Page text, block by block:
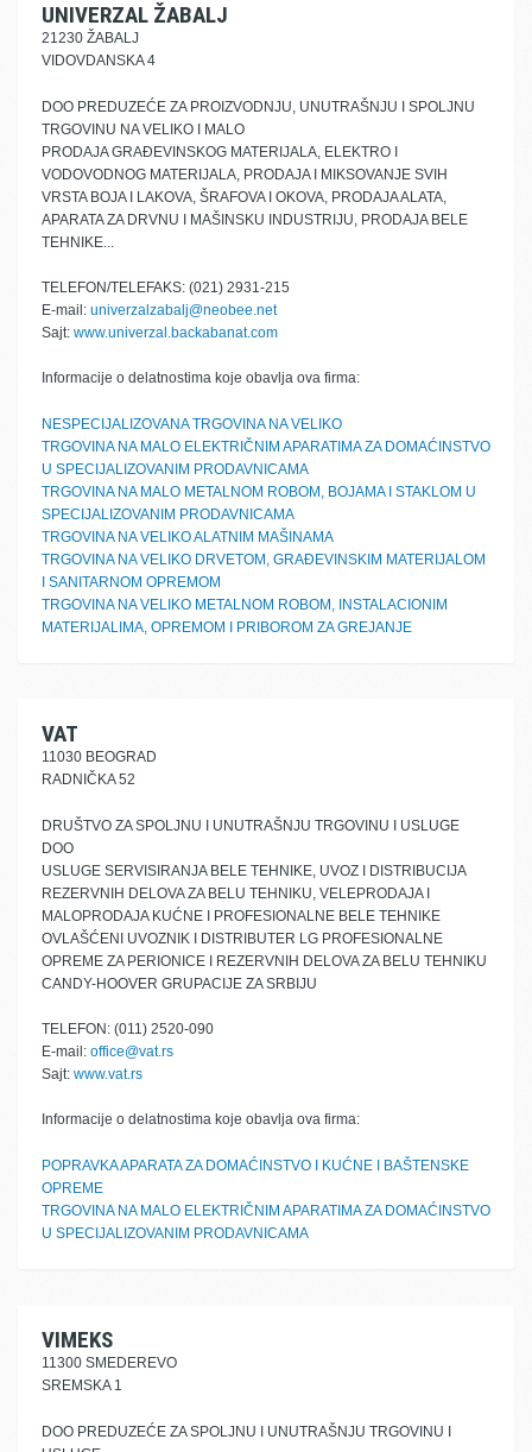
UNIVERZAL ŽABALJ
21230 ŽABALJ
VIDOVDANSKA 4
DOO PREDUZEĆE ZA PROIZVODNJU, UNUTRAŠNJU I SPOLJNU
TRGOVINU NA VELIKO I MALO
PRODAJA GRAĐEVINSKOG MATERIJALA, ELEKTRO I
VODOVODNOG MATERIJALA, PRODAJA I MIKSOVANJE SVIH
VRSTA BOJA I LAKOVA, ŠRAFOVA I OKOVA, PRODAJA ALATA,
APARATA ZA DRVNU I MAŠINSKU INDUSTRIJU, PRODAJA BELE
TEHNIKE...
TELEFON/TELEFAKS: (021) 2931-215
E-mail: univerzalzabalj@neobee.net
Sajt: www.univerzal.backabanat.com
Informacije o delatnostima koje obavlja ova firma:
NESPECIJALIZOVANA TRGOVINA NA VELIKO
TRGOVINA NA MALO ELEKTRIČNIM APARATIMA ZA DOMAĆINSTVO
U SPECIJALIZOVANIM PRODAVNICAMA
TRGOVINA NA MALO METALNOM ROBOM, BOJAMA I STAKLOM U
SPECIJALIZOVANIM PRODAVNICAMA
TRGOVINA NA VELIKO ALATNIM MAŠINAMA
TRGOVINA NA VELIKO DRVETOM, GRAĐEVINSKIM MATERIJALOM
I SANITARNOM OPREMOM
TRGOVINA NA VELIKO METALNOM ROBOM, INSTALACIONIM
MATERIJALIMA, OPREMOM I PRIBOROM ZA GREJANJE
VAT
11030 BEOGRAD
RADNIČKA 52
DRUŠTVO ZA SPOLJNU I UNUTRAŠNJU TRGOVINU I USLUGE
DOO
USLUGE SERVISIRANJA BELE TEHNIKE, UVOZ I DISTRIBUCIJA
REZERVNIH DELOVA ZA BELU TEHNIKU, VELEPRODAJA I
MALOPRODAJA KUĆNE I PROFESIONALNE BELE TEHNIKE
OVLAŠĆENI UVOZNIK I DISTRIBUTER LG PROFESIONALNE
OPREME ZA PERIONICE I REZERVNIH DELOVA ZA BELU TEHNIKU
CANDY-HOOVER GRUPACIJE ZA SRBIJU
TELEFON: (011) 2520-090
E-mail: office@vat.rs
Sajt: www.vat.rs
Informacije o delatnostima koje obavlja ova firma:
POPRAVKA APARATA ZA DOMAĆINSTVO I KUĆNE I BAŠTENSKE
OPREME
TRGOVINA NA MALO ELEKTRIČNIM APARATIMA ZA DOMAĆINSTVO
U SPECIJALIZOVANIM PRODAVNICAMA
VIMEKS
11300 SMEDEREVO
SREMSKA 1
DOO PREDUZEĆE ZA SPOLJNU I UNUTRAŠNJU TRGOVINU I